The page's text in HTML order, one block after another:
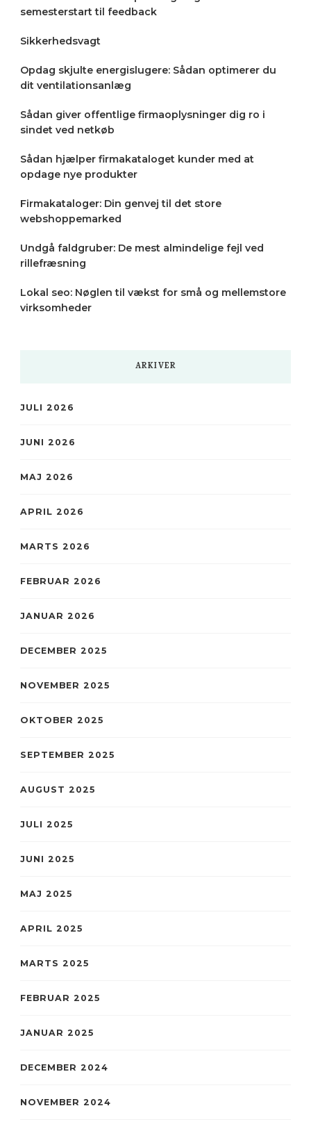
semesterstart til feedback
Sikkerhedsvagt
Opdag skjulte energislugere: Sådan optimerer du
dit ventilationsanlæg
Sådan giver offentlige firmaoplysninger dig ro i
sindet ved netkøb
Sådan hjælper firmakataloget kunder med at
opdage nye produkter
Firmakataloger: Din genvej til det store
webshoppemarked
Undgå faldgruber: De mest almindelige fejl ved
rillefræsning
Lokal seo: Nøglen til vækst for små og mellemstore
virksomheder
ARKIVER
JULI 2026
JUNI 2026
MAJ 2026
APRIL 2026
MARTS 2026
FEBRUAR 2026
JANUAR 2026
DECEMBER 2025
NOVEMBER 2025
OKTOBER 2025
SEPTEMBER 2025
AUGUST 2025
JULI 2025
JUNI 2025
MAJ 2025
APRIL 2025
MARTS 2025
FEBRUAR 2025
JANUAR 2025
DECEMBER 2024
NOVEMBER 2024